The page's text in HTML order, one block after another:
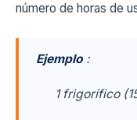
número de horas de
Ejemplo :
1 frigorífico